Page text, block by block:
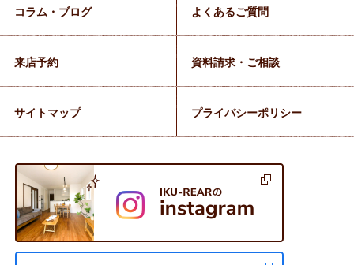
コラム・ブログ よくあるご質問
来店予約 資料請求・ご相談
サイトマップ プライバシーポリシー